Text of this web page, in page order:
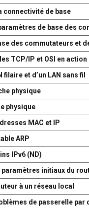
connectivité de base
de base des
des commutateurs et
TCP/IP et OSI en action
et d’un LAN sans fil
physique
physique
MAC et IP
ARP
IPv6 (ND)
initiaux du
à un réseau local
de passerelle par